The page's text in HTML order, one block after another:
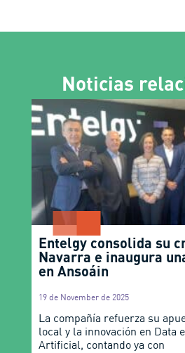
Noticias
Entelgy consolida su
Navarra e inaugura
en Ansoáin
19 de November de 2025
La compañía refuerza su
local y la innovación en Data
Artificial, contando ya con